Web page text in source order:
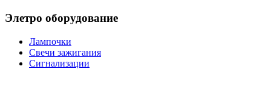
Элетро оборудование
Лампочки
Свечи зажигания
Сигнализации